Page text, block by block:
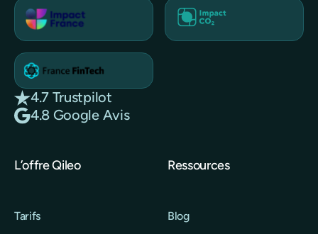
4.7 Trustpilot
4.8 Google Avis
L’offre Qileo
Tarifs
Ressources
Blog